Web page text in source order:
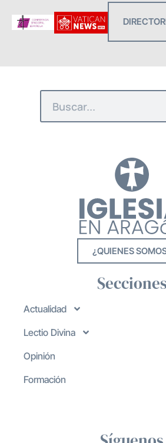
¿QUIENES
Secciones
Actualidad
Lectio Divina
Opinión
Formación